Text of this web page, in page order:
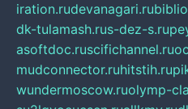
iration.rudevanagari.ru
dk-tulamash.rus-dez-s.ru
asoftdoc.ruscifichannel.ru
mudconnector.ruhitstih.ru
wundermoscow.ruolymp-